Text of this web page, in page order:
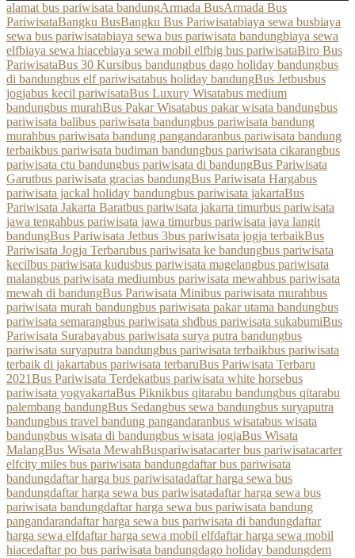
alamat bus pariwisata bandungArmada BusArmada Bus
PariwisataBangku BusBangku Bus Pariwisatabiaya sewa busbiaya
sewa bus pariwisatabiaya sewa bus pariwisata bandungbiaya sewa
elfbiaya sewa hiacebiaya sewa mobil elfbig bus pariwisataBiro Bus
PariwisataBus 30 Kursibus bandungbus dago holiday bandungbus
di bandungbus elf pariwisatabus holiday bandungBus Jetbusbus
jogjabus kecil pariwisataBus Luxury Wisatabus medium
bandungbus murahBus Pakar Wisatabus pakar wisata bandungbus
pariwisata balibus pariwisata bandungbus pariwisata bandung
murahbus pariwisata bandung pangandaranbus pariwisata bandung
terbaikbus pariwisata budiman bandungbus pariwisata cikarangbus
pariwisata ctu bandungbus pariwisata di bandungBus Pariwisata
Garutbus pariwisata gracias bandungBus Pariwisata Hargabus
pariwisata jackal holiday bandungbus pariwisata jakartaBus
Pariwisata Jakarta Baratbus pariwisata jakarta timurbus pariwisata
jawa tengahbus pariwisata jawa timurbus pariwisata jaya langit
bandungBus Pariwisata Jetbus 3bus pariwisata jogja terbaikBus
Pariwisata Jogja Terbarubus pariwisata ke bandungbus pariwisata
kecilbus pariwisata kudusbus pariwisata magelangbus pariwisata
malangbus pariwisata mediumbus pariwisata mewahbus pariwisata
mewah di bandungBus Pariwisata Minibus pariwisata murahbus
pariwisata murah bandungbus pariwisata pakar utama bandungbus
pariwisata semarangbus pariwisata shdbus pariwisata sukabumiBus
Pariwisata Surabayabus pariwisata surya putra bandungbus
pariwisata suryaputra bandungbus pariwisata terbaikbus pariwisata
terbaik di jakartabus pariwisata terbaruBus Pariwisata Terbaru
2021Bus Pariwisata Terdekatbus pariwisata white horsebus
pariwisata yogyakartaBus Piknikbus qitarabu bandungbus qitarabu
palembang bandungBus Sedangbus sewa bandungbus suryaputra
bandungbus travel bandung pangandaranbus wisatabus wisata
bandungbus wisata di bandungbus wisata jogjaBus Wisata
MalangBus Wisata MewahBuspariwisatacarter bus pariwisatacarter
elfcity miles bus pariwisata bandungdaftar bus pariwisata
bandungdaftar harga bus pariwisatadaftar harga sewa bus
bandungdaftar harga sewa bus pariwisatadaftar harga sewa bus
pariwisata bandungdaftar harga sewa bus pariwisata bandung
pangandarandaftar harga sewa bus pariwisata di bandungdaftar
harga sewa elfdaftar harga sewa mobil elfdaftar harga sewa mobil
hiacedaftar po bus pariwisata bandungdago holiday bandungdem